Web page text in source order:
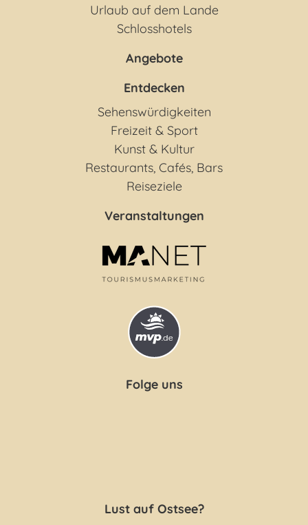
Urlaub auf dem Lande
Schlosshotels
Angebote
Entdecken
Sehenswürdigkeiten
Freizeit & Sport
Kunst & Kultur
Restaurants, Cafés, Bars
Reiseziele
Veranstaltungen
Folge uns
Lust auf Ostsee?